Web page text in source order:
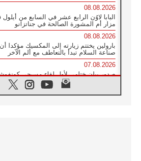
08.08.2026
البابا لاوُن الرابع عشر في السابع من
مزار أم المشورة الصالحة في جناتزانو
08.08.2026
بارولين يختتم زيارته إلى المكسيك مؤكدا أن
صناعة السلام تبدأ بالتعاطف مع ألم الآخر
07.08.2026
صدور بيان ختامي لأول لقاء مسيحي
بمشاركة الدائرة الفاتيكانية للحوار بين
07.08.2026